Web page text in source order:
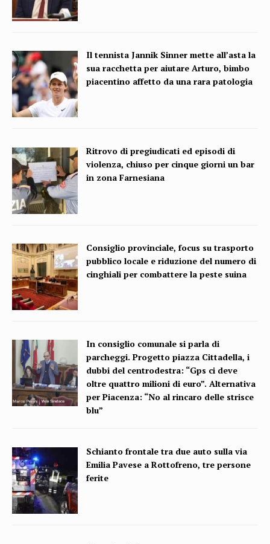
Il tennista Jannik Sinner mette all’asta la
sua racchetta per aiutare Arturo, bimbo
piacentino affetto da una rara patologia
Ritrovo di pregiudicati ed episodi di
violenza, chiuso per cinque giorni un bar
in zona Farnesiana
Consiglio provinciale, focus su trasporto
pubblico locale e riduzione del numero di
cinghiali per combattere la peste suina
In consiglio comunale si parla di
parcheggi. Progetto piazza Cittadella, i
dubbi del centrodestra: “Gps ci deve
oltre quattro milioni di euro”. Alternativa
per Piacenza: “No al rincaro delle strisce
blu”
Schianto frontale tra due auto sulla via
Emilia Pavese a Rottofreno, tre persone
ferite